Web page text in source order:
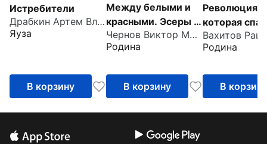
Истребители
Драбкин Артем Владимирович
Яуза
В корзину
Между белыми и
красными. Эсеры в
революции
Чернов Виктор Михайлович
Родина
В корзину
Революция,
которая
Россию
Родина
В корзину